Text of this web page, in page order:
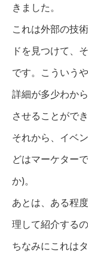
きました。
これは外部の技
ドを見つけて、
です。こういう
詳細が多少わか
させることができ
それから、イベ
どはマーケター
か)。
あとは、ある程
理して紹介する
ちなみにこれは